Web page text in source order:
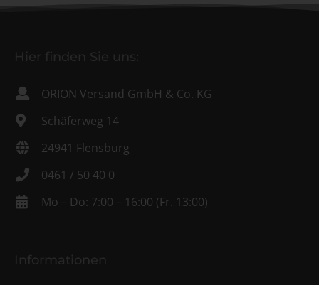
Hier finden Sie uns:
ORION Versand GmbH & Co. KG
Schäferweg 14
24941 Flensburg
0461 / 50 40 0
Mo – Do: 7:00 – 16:00 (Fr. 13:00)
Informationen